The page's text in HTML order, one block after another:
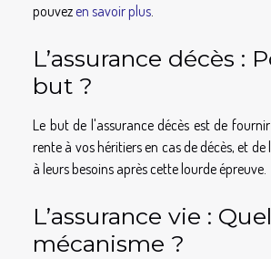
pouvezen savoir plus
L’assurance décès :
but ?
Le but de l'assurance décès est de
rente à vos héritiers en cas de décès, et
à leurs besoins après cette lourde épreuve.
L’assurance vie :
mécanisme ?